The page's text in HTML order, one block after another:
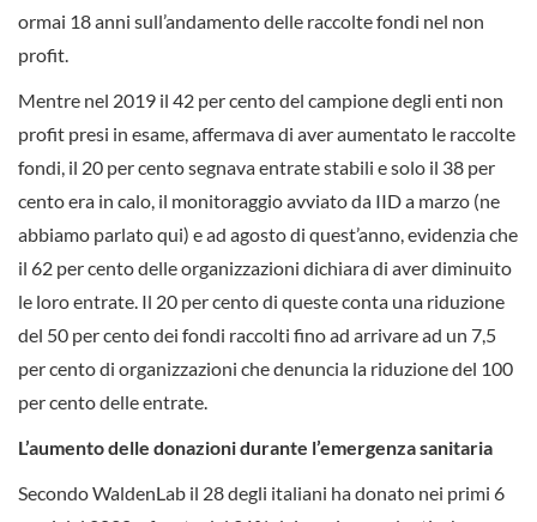
ormai 18 anni sull’andamento delle raccolte fondi nel non
profit.
Mentre nel 2019 il 42 per cento del campione degli enti non
profit presi in esame, affermava di aver aumentato le raccolte
fondi, il 20 per cento segnava entrate stabili e solo il 38 per
cento era in calo, il monitoraggio avviato da IID a marzo (ne
abbiamo parlato qui) e ad agosto di quest’anno, evidenzia che
il 62 per cento delle organizzazioni dichiara di aver diminuito
le loro entrate. Il 20 per cento di queste conta una riduzione
del 50 per cento dei fondi raccolti fino ad arrivare ad un 7,5
per cento di organizzazioni che denuncia la riduzione del 100
per cento delle entrate.
L’aumento delle donazioni durante l’emergenza sanitaria
Secondo WaldenLab il 28 degli italiani ha donato nei primi 6